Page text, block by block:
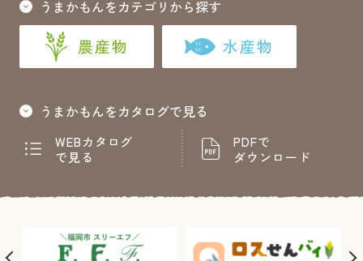
うまかもんをカテゴリから探す
農産物 水産物
うまかもんをカタログで見る
WEBカタログ
で見る
PDFで
ダウンロード